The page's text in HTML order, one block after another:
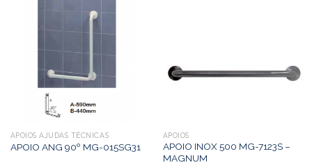
APOIOS AJUDAS TÉCNICAS
APOIO ANG 90º MG-015SG31
APOIOS
APOIO INOX 500 MG-7123S –
MAGNUM